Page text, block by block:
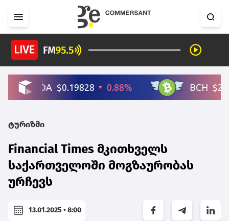
ტურიზმი
Financial Times მკითხველს
საქართველოში მოგზაურობას
ურჩევს
13.01.2025 • 8:00